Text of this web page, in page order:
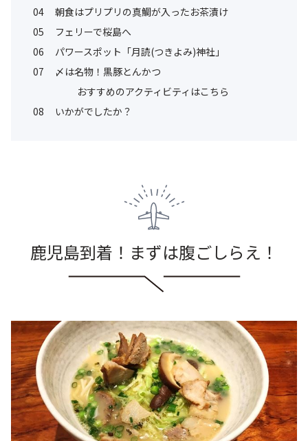
04
朝食はプリプリの真鯛が入ったお茶漬け
05
フェリーで桜島へ
06
パワースポット「月読(つきよみ)神社」
07
〆は名物！黒豚とんかつ
おすすめのアクティビティはこちら
08
いかがでしたか？
鹿児島到着！まずは腹ごしらえ！